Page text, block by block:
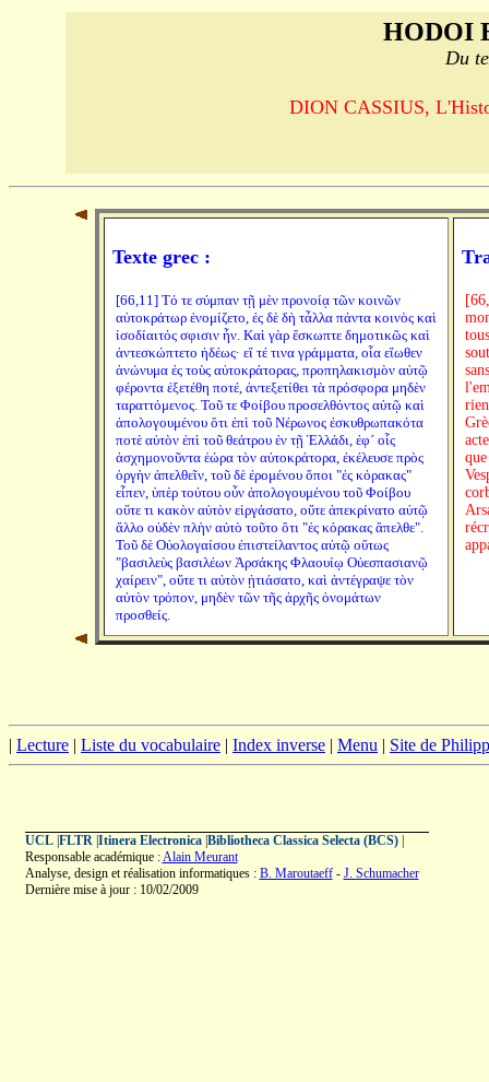
HODOI
Du
DION CASSIUS,
Texte grec :
[66,11] Τό τε σύμπαν τῇ μὲν προνοίᾳ τῶν κοινῶν
αὐτοκράτωρ ἐνομίζετο, ἐς δὲ δὴ τἆλλα πάντα κοινὸς καὶ
ἰσοδίαιτός σφισιν ἦν. Καὶ γὰρ ἔσκωπτε δημοτικῶς καὶ
ἀντεσκώπτετο ἡδέως· εἴ τέ τινα γράμματα, οἷα εἴωθεν
ἀνώνυμα ἐς τοὺς αὐτοκράτορας, προπηλακισμὸν αὐτῷ
φέροντα ἐξετέθη ποτέ, ἀντεξετίθει τὰ πρόσφορα μηδὲν
ταραττόμενος. Τοῦ τε Φοίβου προσελθόντος αὐτῷ καὶ
ἀπολογουμένου ὅτι ἐπὶ τοῦ Νέρωνος ἐσκυθρωπακότα
ποτὲ αὐτὸν ἐπὶ τοῦ θεάτρου ἐν τῇ Ἑλλάδι, ἐφ´ οἷς
ἀσχημονοῦντα ἑώρα τὸν αὐτοκράτορα, ἐκέλευσε πρὸς
ὀργὴν ἀπελθεῖν, τοῦ δὲ ἐρομένου ὅποι "ἐς κόρακας"
εἶπεν, ὑπὲρ τούτου οὖν ἀπολογουμένου τοῦ Φοίβου
οὔτε τι κακὸν αὐτὸν εἰργάσατο, οὔτε ἀπεκρίνατο αὐτῷ
ἄλλο οὐδὲν πλὴν αὐτὸ τοῦτο ὅτι "ἐς κόρακας ἄπελθε".
Τοῦ δὲ Οὐολογαίσου ἐπιστείλαντος αὐτῷ οὕτως
"βασιλεὺς βασιλέων Ἀρσάκης Φλαουίῳ Οὐεσπασιανῷ
χαίρειν", οὔτε τι αὐτὸν ᾐτιάσατο, καὶ ἀντέγραψε τὸν
αὐτὸν τρόπον, μηδὲν τῶν τῆς ἀρχῆς ὀνομάτων
προσθείς.
| Lecture | Liste du vocabulaire | Index inverse | Menu | Site de
UCL| FLTR| Itinera Electronica| Bibliotheca Classica Selecta (BCS)|
Responsable académique :Alain Meurant
Analyse, design et réalisation informatiques : B. Maroutaeff- J. Schumacher
Dernière mise à jour : 10/02/2009